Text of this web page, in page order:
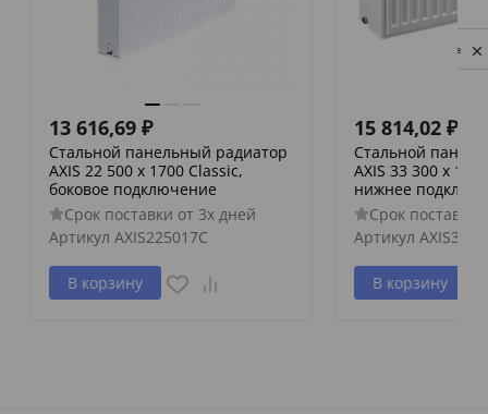
13 616,69 ₽
Стальной панельный радиатор
AXIS 22 500 x 1700 Classic,
боковое подключение
Срок поставки от 3х дней
Артикул AXIS225017C
В корзину
15 814,02 ₽
Стальной
AXIS 33 300 x
нижнее
Срок поставки
Артикул
В корзину
Privacy notice